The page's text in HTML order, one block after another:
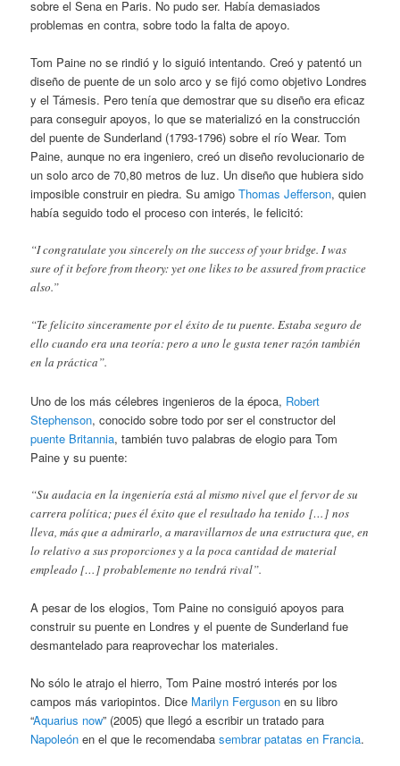
sobre el Sena en Paris. No pudo ser. Había demasiados
problemas en contra, sobre todo la falta de apoyo.
Tom Paine no se rindió y lo siguió intentando. Creó y patentó un
diseño de puente de un solo arco y se fijó como objetivo Londres
y el Támesis. Pero tenía que demostrar que su diseño era eficaz
para conseguir apoyos, lo que se materializó en la construcción
del puente de Sunderland (1793-1796) sobre el río Wear. Tom
Paine, aunque no era ingeniero, creó un diseño revolucionario de
un solo arco de 70,80 metros de luz. Un diseño que hubiera sido
imposible construir en piedra. Su amigoThomas Jefferson, quien
había seguido todo el proceso con interés, le felicitó:
“I congratulate you sincerely on the success of your bridge. I was
sure of it before from theory: yet one likes to be assured from practice
also.”
“Te felicito sinceramente por el éxito de tu puente. Estaba seguro de
ello cuando era una teoría: pero a uno le gusta tener razón también
en la práctica”.
Uno de los más célebres ingenieros de la época, Robert
Stephenson, conocido sobre todo por ser el constructor del
puente Britannia, también tuvo palabras de elogio para Tom
Paine y su puente:
“Su audacia en la ingeniería está al mismo nivel que el fervor de su
carrera política; pues él éxito que el resultado ha tenido […] nos
lleva, más que a admirarlo, a maravillarnos de una estructura que, en
lo relativo a sus proporciones y a la poca cantidad de material
empleado […] probablemente no tendrá rival”.
A pesar de los elogios, Tom Paine no consiguió apoyos para
construir su puente en Londres y el puente de Sunderland fue
desmantelado para reaprovechar los materiales.
No sólo le atrajo el hierro, Tom Paine mostró interés por los
campos más variopintos. Dice Marilyn Ferguson en su libro
“Aquarius now” (2005) que llegó a escribir un tratado para
Napoleón en el que le recomendabasembrar patatas en Francia.